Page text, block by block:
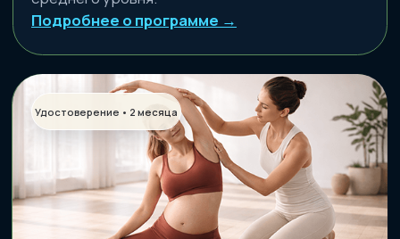
Подробнее о программе →
Курс по колену и голеностопу